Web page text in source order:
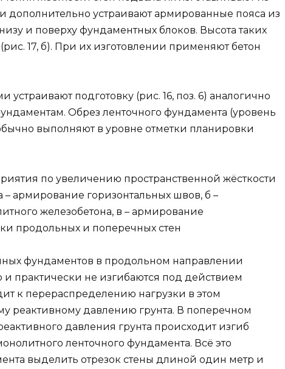
дополнительно устраивают армированные пояса из
и поверху фундаментных блоков. Высота таких
17, б). При их изготовлении применяют бетон
подготовку (рис. 16, поз. 6) аналогично
Обрез ленточного фундамента (уровень
выполняют в уровне отметки планировки
по увеличению пространственной жёсткости
– армирование горизонтальных швов, б –
железобетона, в – армирование
продольных и поперечных стен
фундаментов в продольном направлении
практически не изгибаются под действием
к перераспределению нагрузки в этом
реактивному давлению грунта. В поперечном
давления грунта происходит изгиб
ленточного фундамента. Всё это
выделить отрезок стены длиной один метр и